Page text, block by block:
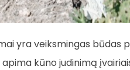
yra veiksmingas būdas
kūno judinimą